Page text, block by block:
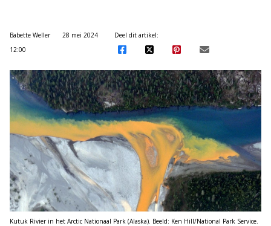
Babette Weller
28 mei 2024
12:00
Deel dit artikel:
Kutuk Rivier in het Arctic Nationaal Park (Alaska). Beeld: Ken Hill/National Park Service.